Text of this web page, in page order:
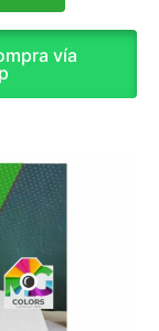
vía